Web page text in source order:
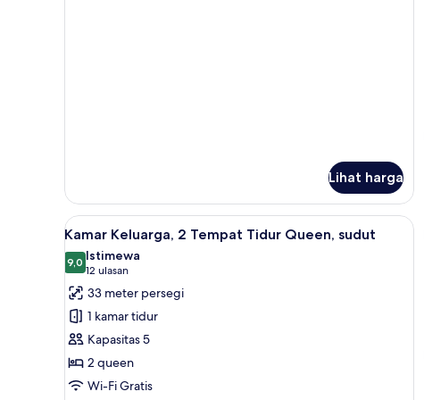
Lihat harga
Lihat
semua
foto
untuk
Kamar
Keluarga,
2
Tempat
Tidur
1
Kamar Keluarga, 2 Tempat Tidur Queen, sudut
9,09,0 dari 10
Istimewa
12 ulasan
(12
ulasan)
33 meter persegi
1 kamar tidur
Kapasitas 5
2 queen
Wi-Fi Gratis